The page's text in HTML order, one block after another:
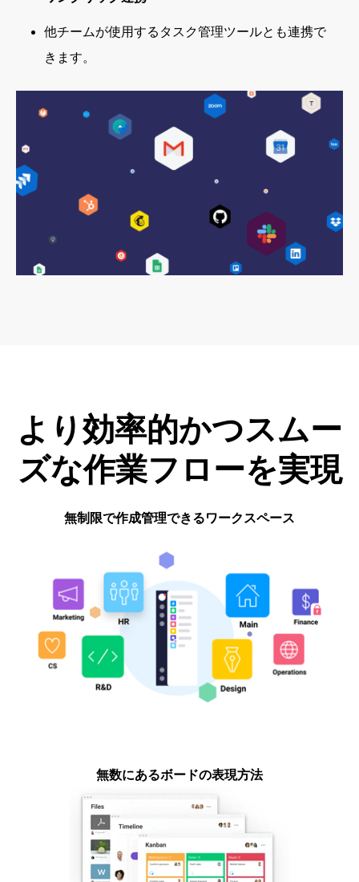
他チームが使用するタスク管理ツールとも連携で
きます。
より効率的かつスムー
ズな作業フローを実現
無制限で作成管理できるワークスペース
無数にあるボードの表現方法